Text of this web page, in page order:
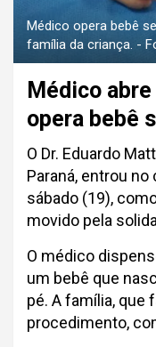
Médico opera bebê
família da criança. -
Médico
opera bebê
O Dr. Eduardo
Paraná, entrou
sábado (19),
movido pela
O médico
um bebê que
pé. A família, que
procedimento,